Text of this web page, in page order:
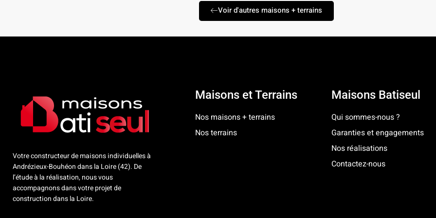
Voir d'autres maisons + terrains
Votre constructeur de maisons individuelles à
Andrézieux-Bouhéon dans la Loire (42). De
l’étude à la réalisation, nous vous
accompagnons dans votre projet de
construction dans la Loire.
Maisons et Terrains
Nos maisons + terrains
Nos terrains
Maisons Batiseul
Qui sommes-nous ?
Garanties et engagements
Nos réalisations
Contactez-nous